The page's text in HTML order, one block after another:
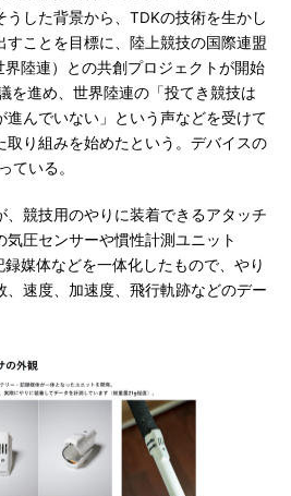
うした背景から、TDKの技術を生かし
すことを目標に、陸上競技の国際連盟
陸連）との共創プロジェクトが開始
を進め、世界陸連の「投てき競技は
進んでいない」という声などを受けて
取り組みを始めたという。デバイスの
ている。
競技用のやりに装着できるアタッチ
気圧センサーや慣性計測ユニット
録媒体などを一体化したもので、やり
、速度、加速度、飛行軌跡などのデー